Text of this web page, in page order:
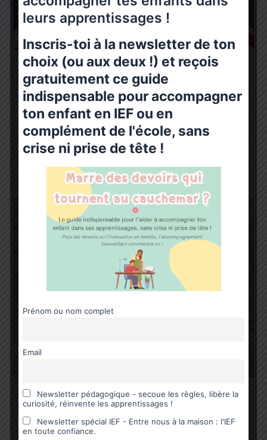
Jeux éducatifs - matériel pédagogique
Des jeux pour apprendre l’anglais
Ma Bulle Happy Family/21 mai 2025
On le sait maintenant, apprendre l’anglais est
important et ce dès le plus jeune âge. Mais en tant
Jeux éducatifs - matériel pédagogique ,Mathématiques
Des jeux pour faire des maths en
s’amusant
leurs apprentissages !
Inscris-toi à la newsletter de ton
choix (ou aux deux !) et reçois
gratuitement ce guide
indispensable pour accompagner
ton enfant en IEF ou en
complément de l'école, sans
crise ni prise de tête !
Prénom ou nom complet
Email
Newsletter pédagogique - secoue les règles, libère la
curiosité, réinvente les apprentissages !
Newsletter spécial IEF - Entre nous à la maison : l'IEF
en toute confiance.